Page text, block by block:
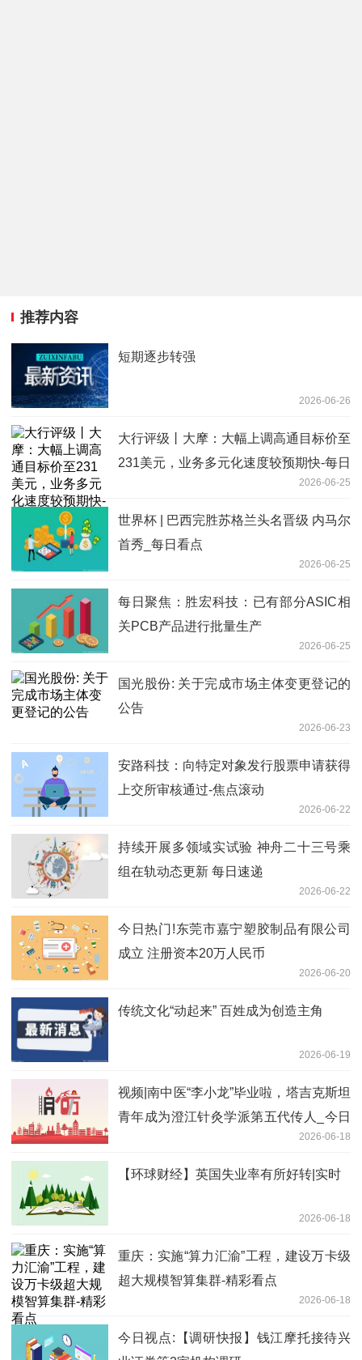
推荐内容
短期逐步转强
2026-06-26
大行评级丨大摩：大幅上调高通目标价至
231美元，业务多元化速度较预期快-每日
2026-06-25
世界杯 | 巴西完胜苏格兰头名晋级 内马尔
首秀_每日看点
2026-06-25
每日聚焦：胜宏科技：已有部分ASIC相
关PCB产品进行批量生产
2026-06-25
国光股份: 关于完成市场主体变更登记的
公告
2026-06-23
安路科技：向特定对象发行股票申请获得
上交所审核通过-焦点滚动
2026-06-22
持续开展多领域实试验 神舟二十三号乘
组在轨动态更新 每日速递
2026-06-22
今日热门!东莞市嘉宁塑胶制品有限公司
成立 注册资本20万人民币
2026-06-20
传统文化“动起来” 百姓成为创造主角
2026-06-19
视频|南中医“李小龙”毕业啦，塔吉克斯坦
青年成为澄江针灸学派第五代传人_今日
2026-06-18
【环球财经】英国失业率有所好转|实时
2026-06-18
重庆：实施“算力汇渝”工程，建设万卡级
超大规模智算集群-精彩看点
2026-06-18
今日视点:【调研快报】钱江摩托接待兴